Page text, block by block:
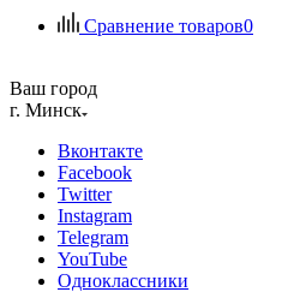
Сравнение товаров0
Ваш город
г. Минск
Вконтакте
Facebook
Twitter
Instagram
Telegram
YouTube
Одноклассники